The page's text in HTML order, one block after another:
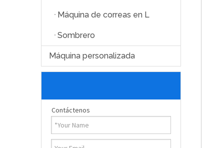
Máquina de correas en L
Sombrero
Máquina personalizada
Contáctenos